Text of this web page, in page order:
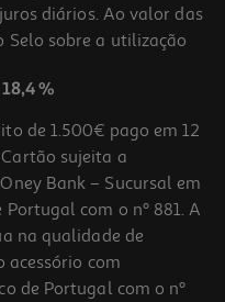
diários. Ao valor das
Selo sobre a utilização
18,4 %
de 1.500€ pago em 12
Cartão sujeita a
Bank – Sucursal em
com o nº 881. A
na qualidade de
com
de Portugal com o nº